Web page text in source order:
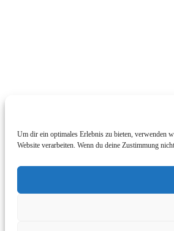
Um dir ein optimales Erlebnis zu bieten, verwenden
Website verarbeiten. Wenn du deine Zustimmung